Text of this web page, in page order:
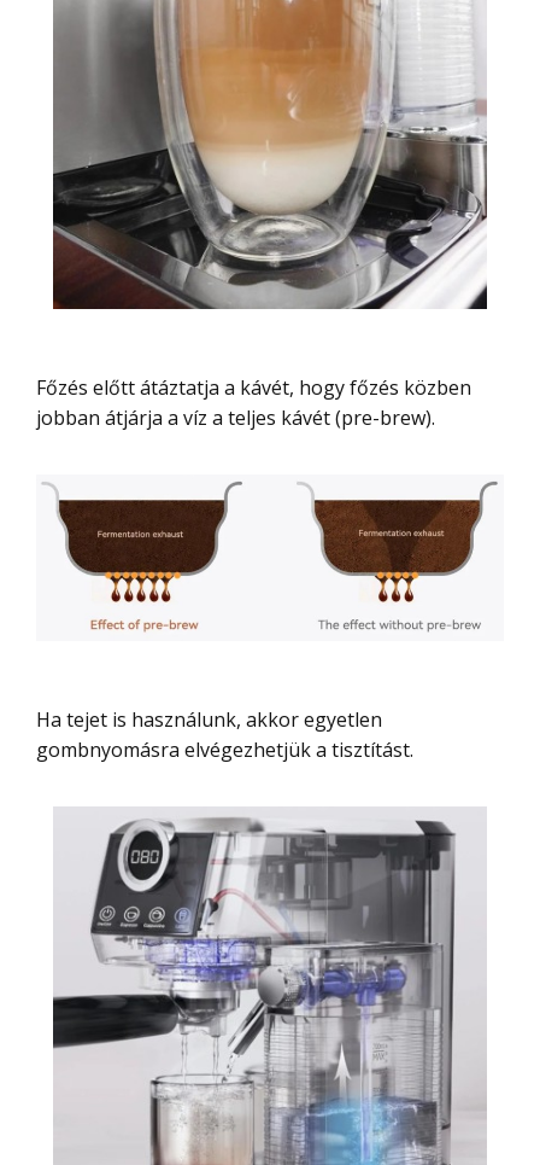
Főzés előtt átáztatja a kávét, hogy főzés közben
jobban átjárja a víz a teljes kávét (pre-brew).
Ha tejet is használunk, akkor egyetlen
gombnyomásra elvégezhetjük a tisztítást.